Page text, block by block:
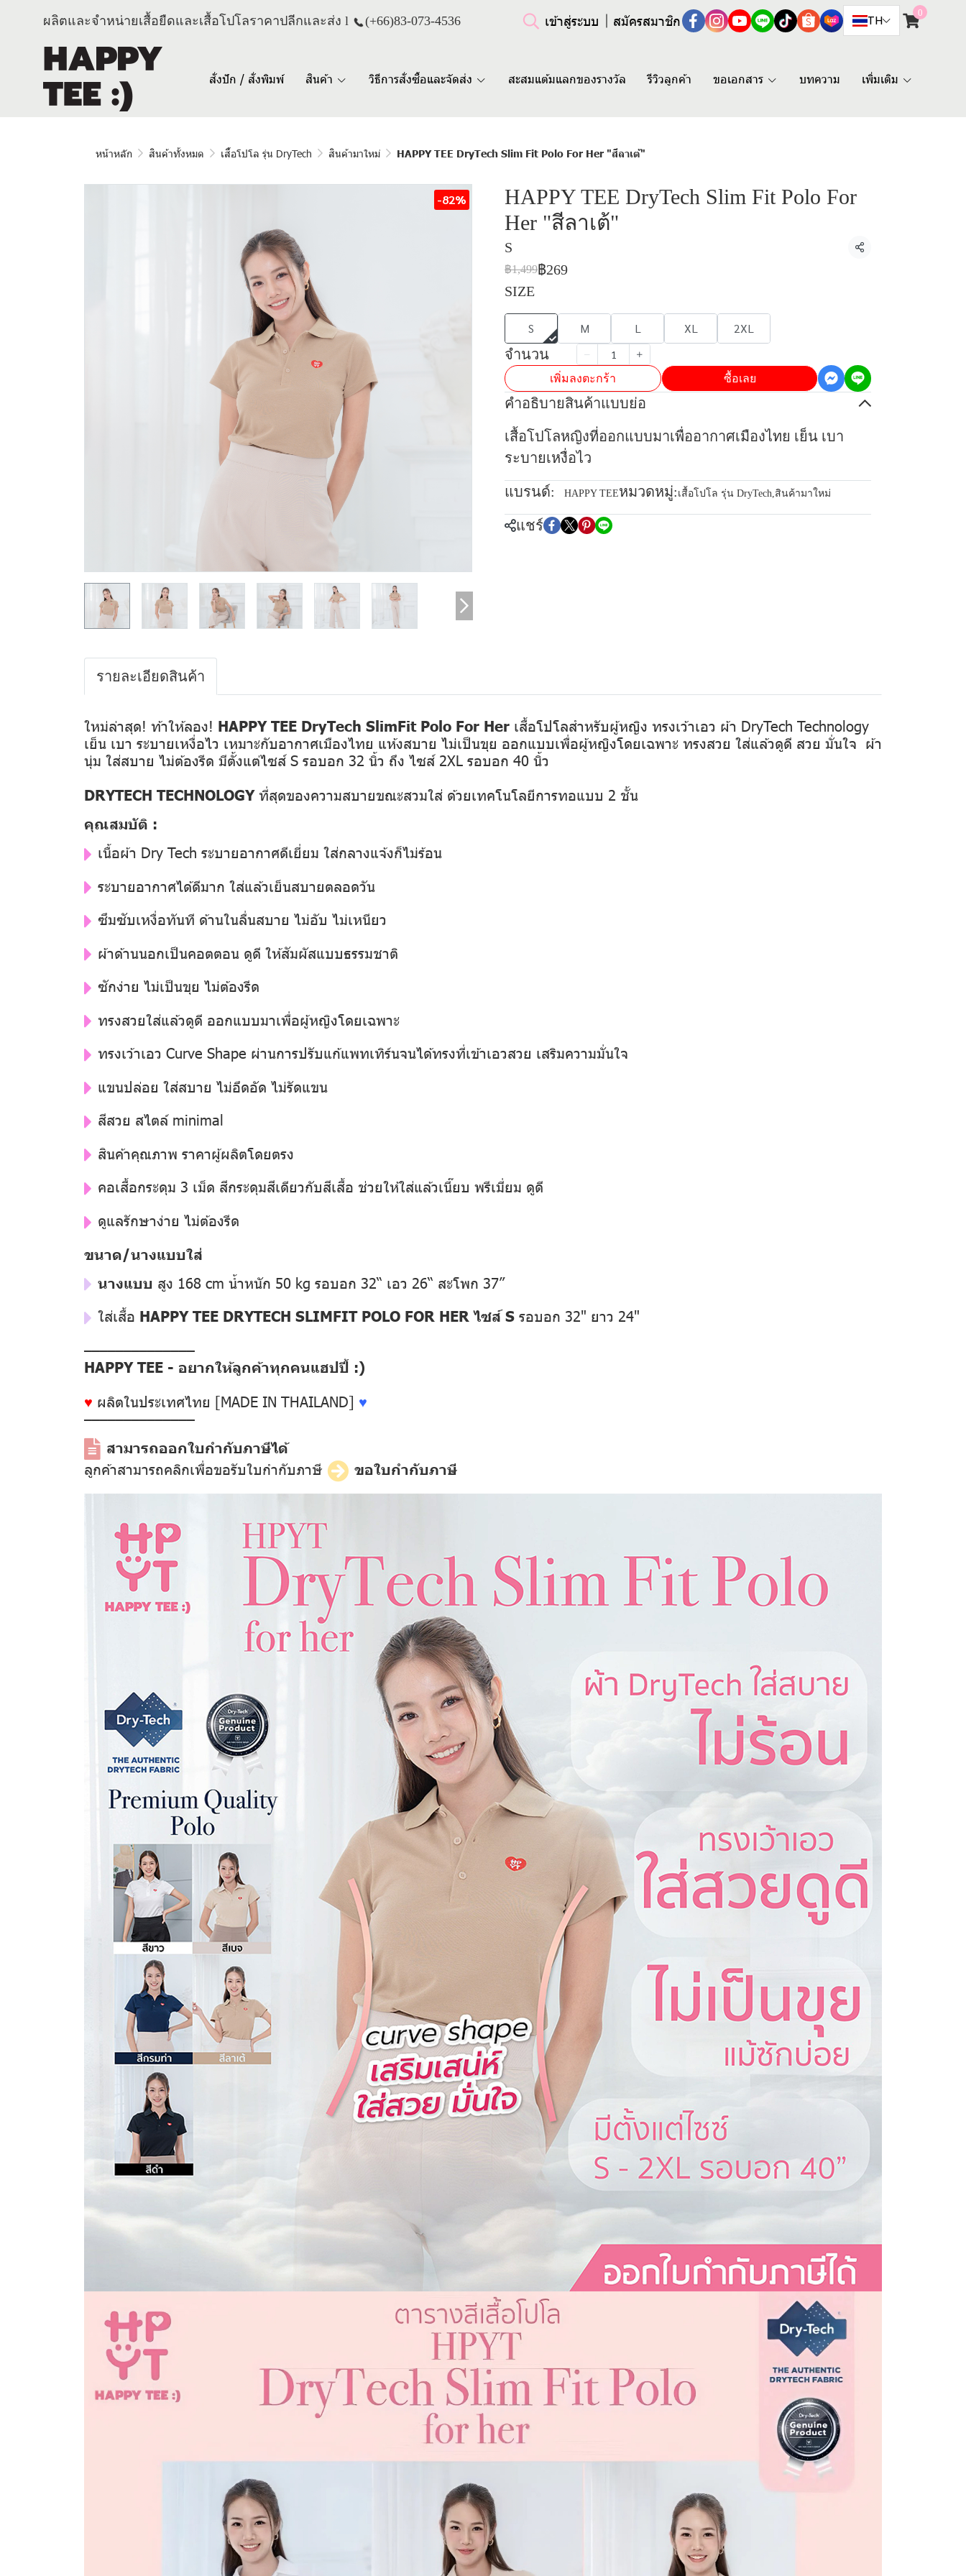
ผลิตและจำหน่ายเสื้อยืดและเสื้อโปโลราคาปลีกและส่ง l (+66)83-073-4536 เข้าสู่ระบบ สมัครสมาชิก TH
0
สั่งปัก / สั่งพิมพ์ สินค้า วิธีการสั่งซื้อและจัดส่ง สะสมแต้มแลกของรางวัล รีวิวลูกค้า ขอเอกสาร บทความ เพิ่มเติม
หน้าหลัก สินค้าทั้งหมด เสื้อโปโล รุ่น DryTech สินค้ามาใหม่ HAPPY TEE DryTech Slim Fit Polo For Her "สีลาเต้"
-82%
HAPPY TEE DryTech Slim Fit Polo For
Her "สีลาเต้"
S
แชร์
฿1,499฿269
SIZE
S M L XL 2XL
จำนวน
เพิ่มลงตะกร้า ซื้อเลย
คำอธิบายสินค้าแบบย่อ
เสื้อโปโลหญิงที่ออกแบบมาเพื่ออากาศเมืองไทย เย็น เบา
ระบายเหงื่อไว
แบรนด์: HAPPY TEEหมวดหมู่: เสื้อโปโล รุ่น DryTech,สินค้ามาใหม่
แชร์
รายละเอียดสินค้า
ใหม่ล่าสุด! ท้าให้ลอง! HAPPY TEE DryTech SlimFit Polo For Her เสื้อโปโลสำหรับผู้หญิง ทรงเว้าเอว ผ้า DryTech Technology
เย็น เบา ระบายเหงื่อไว เหมาะกับอากาศเมืองไทย แห้งสบาย ไม่เป็นขุย ออกแบบเพื่อผู้หญิงโดยเฉพาะ ทรงสวย ใส่แล้วดูดี สวย มั่นใจ ผ้า
นุ่ม ใส่สบาย ไม่ต้องรีด มีตั้งแต่ไซส์ S รอบอก 32 นิ้ว ถึง ไซส์ 2XL รอบอก 40 นิ้ว
DRYTECH TECHNOLOGYที่สุดของความสบายขณะสวมใส่ ด้วยเทคโนโลยีการทอแบบ 2 ชั้น
คุณสมบัติ :
เนื้อผ้า Dry Tech ระบายอากาศดีเยี่ยม ใส่กลางแจ้งก็ไม่ร้อน
ระบายอากาศได้ดีมาก ใส่แล้วเย็นสบายตลอดวัน
ซึมซับเหงื่อทันที ด้านในลื่นสบาย ไม่อับ ไม่เหนียว
ผ้าด้านนอกเป็นคอตตอน ดูดี ให้สัมผัสแบบธรรมชาติ
ซักง่าย ไม่เป็นขุย ไม่ต้องรีด
ทรงสวยใส่แล้วดูดี ออกแบบมาเพื่อผู้หญิงโดยเฉพาะ
ทรงเว้าเอว Curve Shape ผ่านการปรับแก้แพทเทิร์นจนได้ทรงที่เข้าเอวสวย เสริมความมั่นใจ
แขนปล่อย ใส่สบาย ไม่อึดอัด ไม่รัดแขน
สีสวย สไตล์ minimal
สินค้าคุณภาพ ราคาผู้ผลิตโดยตรง
คอเสื้อกระดุม 3 เม็ด สีกระดุมสีเดียวกับสีเสื้อ ช่วยให้ใส่แล้วเนี๊ยบ พรีเมี่ยม ดูดี
ดูแลรักษาง่าย ไม่ต้องรีด
ขนาด/นางแบบใส่
นางแบบ สูง 168 cm น้ำหนัก 50 kg รอบอก 32“ เอว 26“ สะโพก 37”
ใส่เสื้อ HAPPY TEE DRYTECH SLIMFIT POLO FOR HER ไซส์ S รอบอก 32" ยาว 24"
––––––––––––––
HAPPY TEE - อยากให้ลูกค้าทุกคนแฮปปี้ :)
♥ ผลิตในประเทศไทย [MADE IN THAILAND] ♥
––––––––––––––
สามารถออกใบกำกับภาษีได้
ลูกค้าสามารถคลิกเพื่อขอรับใบกำกับภาษี
ขอใบกำกับภาษี